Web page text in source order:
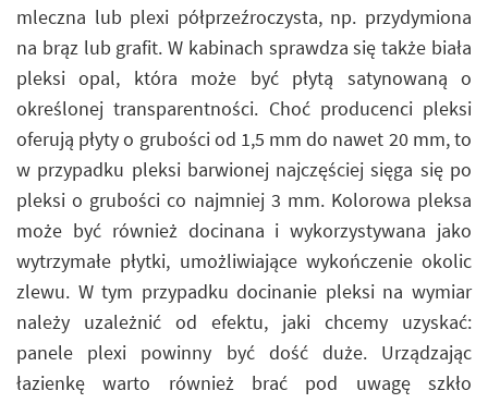
mleczna lub plexi półprzeźroczysta, np. przydymiona
na brąz lub grafit. W kabinach sprawdza się także biała
pleksi opal, która może być płytą satynowaną o
określonej transparentności. Choć producenci pleksi
oferują płyty o grubości od 1,5 mm do nawet 20 mm, to
w przypadku pleksi barwionej najczęściej sięga się po
pleksi o grubości co najmniej 3 mm. Kolorowa pleksa
może być również docinana i wykorzystywana jako
wytrzymałe płytki, umożliwiające wykończenie okolic
zlewu. W tym przypadku docinanie pleksi na wymiar
należy uzależnić od efektu, jaki chcemy uzyskać:
panele plexi powinny być dość duże. Urządzając
łazienkę warto również brać pod uwagę szkło